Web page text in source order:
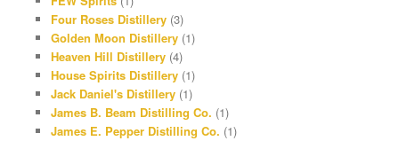
a
m
e
s
Four Roses Distillery(3)
Golden Moon Distillery(1)
Heaven Hill Distillery(4)
House Spirits Distillery(1)
Jack Daniel's Distillery(1)
James B. Beam Distilling Co. (1)
James E. Pepper Distilling Co. (1)